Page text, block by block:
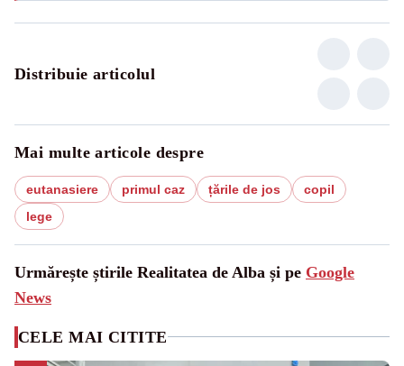
Distribuie articolul
Mai multe articole despre
eutanasiere primul caz țările de jos
copil
lege
Urmărește știrile Realitatea de Alba și pe Google
News
CELE MAI CITITE